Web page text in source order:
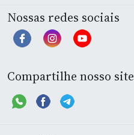
Nossas redes sociais
Compartilhe nosso site